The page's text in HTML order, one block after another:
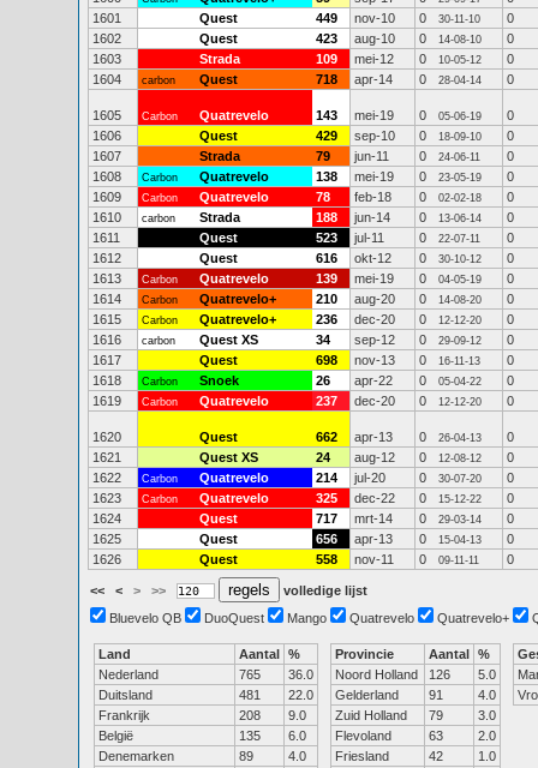
1601
Quest 449 nov-10 0 30-11-10
0
1602
Quest 423 aug-10 0 14-08-10
0
1603
Strada 109 mei-12 0 10-05-12
0
1604
carbon Quest 718 apr-14 0 28-04-14 0
1605 Carbon Quatrevelo 143 mei-19 0 05-06-19
0
1606
Quest 429 sep-10 0 18-09-10
0
1607
Strada 79 jun-11 0 24-06-11
0
1608
Carbon Quatrevelo 138 mei-19 0 23-05-19
0
1609
Carbon Quatrevelo 78 feb-18 0 02-02-18
0
1610
carbon Strada 188 jun-14 0 13-06-14
0
1611
Quest 523 jul-11 0 22-07-11
0
1612
Quest 616 okt-12 0 30-10-12
0
1613
Carbon Quatrevelo 139 mei-19 0 04-05-19
0
1614
Carbon Quatrevelo+ 210 aug-20 0 14-08-20
0
1615
Carbon Quatrevelo+ 236 dec-20 0 12-12-20
0
1616
carbon Quest XS 34 sep-12 0 29-09-12
0
1617
Quest 698 nov-13 0 16-11-13
0
1618
Carbon Snoek 26 apr-22 0 05-04-22
0
1619
Carbon Quatrevelo 237 dec-20 0 12-12-20 0
1620 Quest 662 apr-13 0 26-04-13
0
1621
Quest XS 24 aug-12 0 12-08-12
0
1622
Carbon Quatrevelo 214 jul-20 0 30-07-20
0
1623
Carbon Quatrevelo 325 dec-22 0 15-12-22
0
1624
Quest 717 mrt-14 0 29-03-14
0
1625
Quest 656 apr-13 0 15-04-13
0
1626
Quest 558 nov-11 0 09-11-11 0
<< < > >>
volledige lijst
Bluevelo QB
DuoQuest Mango Quatrevelo Quatrevelo+
Land Aantal %
Nederland
765
36.0
Duitsland
481
22.0
Frankrijk
208
9.0
België
135
6.0
Denemarken
89
4.0
Provincie Aantal %
Noord Holland
126
5.0
Gelderland
91
4.0
Zuid Holland
79
3.0
Flevoland
63
2.0
Friesland
42
1.0